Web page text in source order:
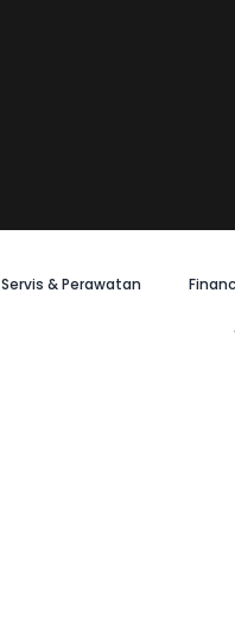
Servis & Perawatan